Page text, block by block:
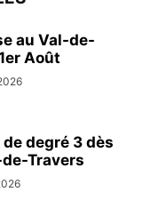
au Val-de-
Août
degré 3 dès
Travers